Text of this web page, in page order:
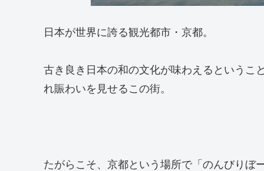
日本が世界に誇る観光都市・京都。
古き良き日本の和の文化が味わえるというこ
れ賑わいを見せるこの街。
たがらこそ、京都という場所で「のんびりぼ